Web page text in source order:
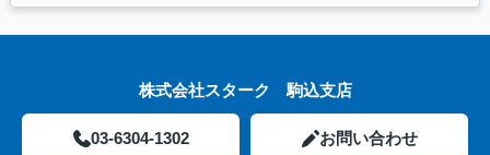
株式会社スターク 駒込支店
03-6304-1302 お問い合わせ